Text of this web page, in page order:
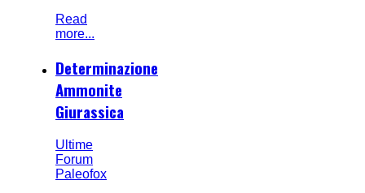
Read
more...
Determinazione
Ammonite
Giurassica
Ultime
Forum
Paleofox